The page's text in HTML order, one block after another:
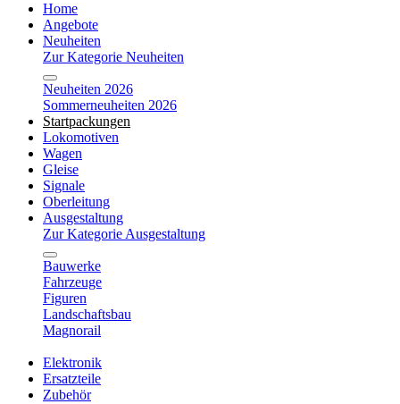
Home
Angebote
Neuheiten
Zur Kategorie Neuheiten
Neuheiten 2026
Sommerneuheiten 2026
Startpackungen
Lokomotiven
Wagen
Gleise
Signale
Oberleitung
Ausgestaltung
Zur Kategorie Ausgestaltung
Bauwerke
Fahrzeuge
Figuren
Landschaftsbau
Magnorail
Elektronik
Ersatzteile
Zubehör